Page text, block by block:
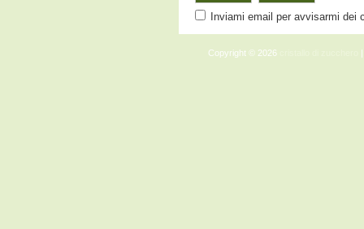
Inviami email per avvisarmi dei
Copyright © 2026